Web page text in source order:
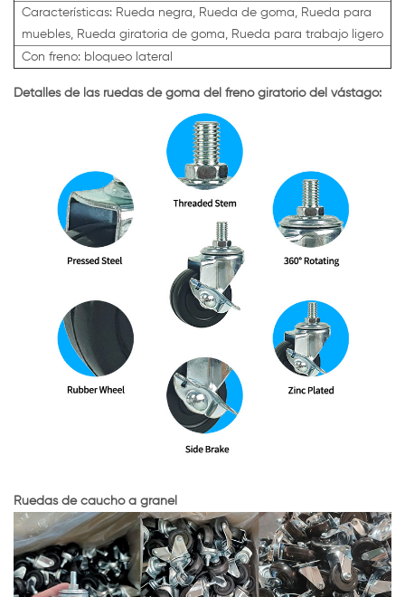
Características: Rueda negra, Rueda de goma, Rueda para
muebles, Rueda giratoria de goma, Rueda para trabajo ligero
Con freno: bloqueo lateral
Detalles de las ruedas de goma del freno giratorio del vástago:
Ruedas de caucho a granel